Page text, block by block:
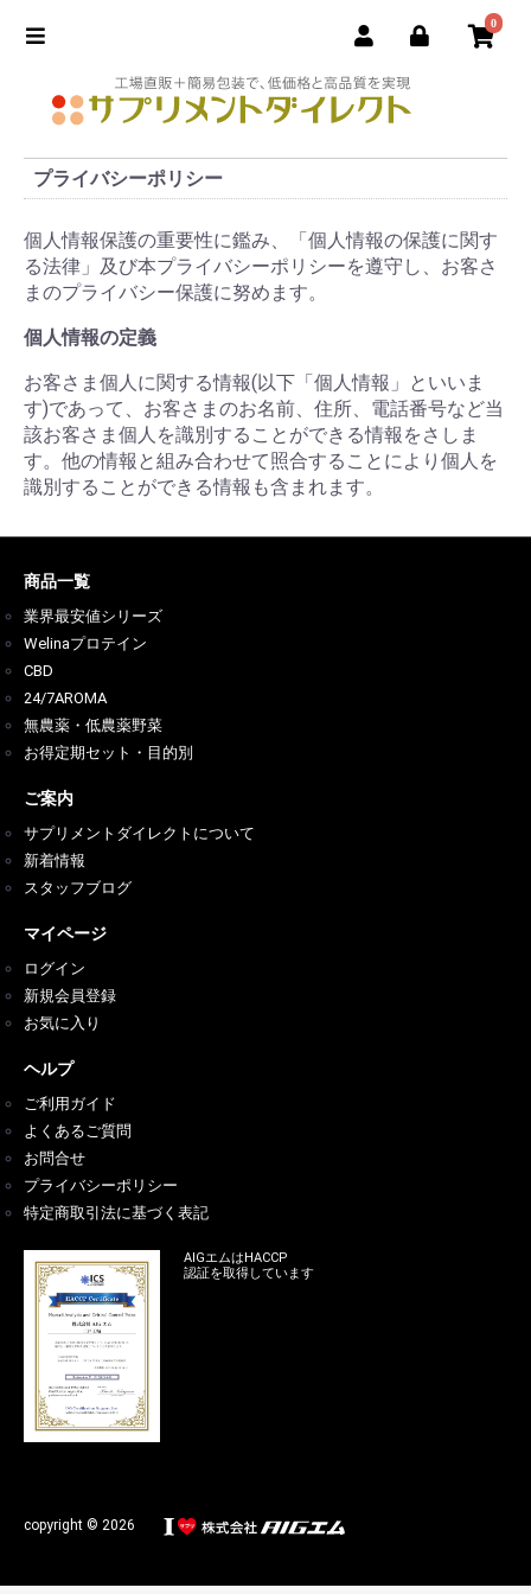
0
プライバシーポリシー
個人情報保護の重要性に鑑み、「個人情報の保護に関す
る法律」及び本プライバシーポリシーを遵守し、お客さ
まのプライバシー保護に努めます。
個人情報の定義
お客さま個人に関する情報(以下「個人情報」といいま
す)であって、お客さまのお名前、住所、電話番号など当
該お客さま個人を識別することができる情報をさしま
す。他の情報と組み合わせて照合することにより個人を
識別することができる情報も含まれます。
商品一覧
業界最安値シリーズ
Welinaプロテイン
CBD
24/7AROMA
無農薬・低農薬野菜
お得定期セット・目的別
ご案内
サプリメントダイレクトについて
新着情報
スタッフブログ
マイページ
ログイン
新規会員登録
お気に入り
ヘルプ
ご利用ガイド
よくあるご質問
お問合せ
プライバシーポリシー
特定商取引法に基づく表記
AIGエムはHACCP
認証を取得しています
copyright © 2026